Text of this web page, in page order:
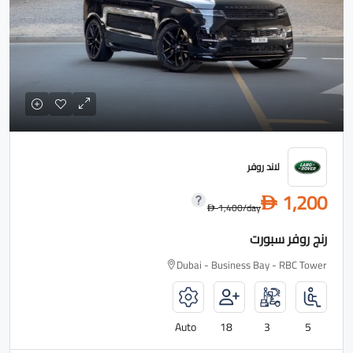
لاند روفر
D 1,200
D1,400/day
رنج روفر سبورت
Dubai - Business Bay - RBC Tower
5
3
18
Auto